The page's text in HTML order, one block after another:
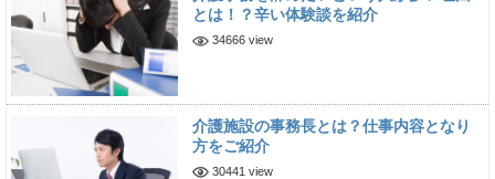
とは！？辛い体験談を紹介
34666 view
介護施設の事務長とは？仕事内容となり
方をご紹介
30441 view